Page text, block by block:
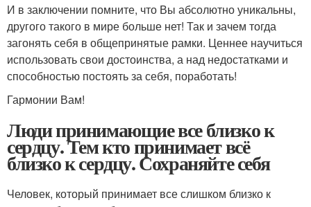
И в заключении помните, что Вы абсолютно уникальны,
другого такого в мире больше нет! Так и зачем тогда
загонять себя в общепринятые рамки. Ценнее научиться
использовать свои достоинства, а над недостатками и
способностью постоять за себя, поработать!
Гармонии Вам!
Люди принимающие все близко к
сердцу. Тем кто принимает всё
близко к сердцу. Сохраняйте себя
Человек, который принимает все слишком близко к